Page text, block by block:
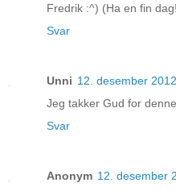
Fredrik :^) (Ha en fin
Svar
Unni 12. desember
Jeg takker Gud for
Svar
Anonym 12. desember